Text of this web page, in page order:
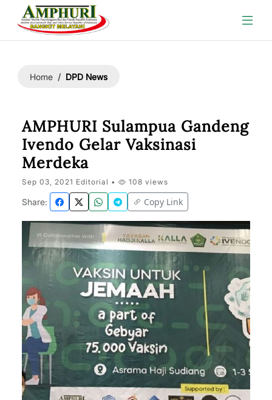
Home DPD News
AMPHURI Sulampua Gandeng
Ivendo Gelar Vaksinasi
Merdeka
Sep 03, 2021 Editorial • 108 views
Share: Copy Link